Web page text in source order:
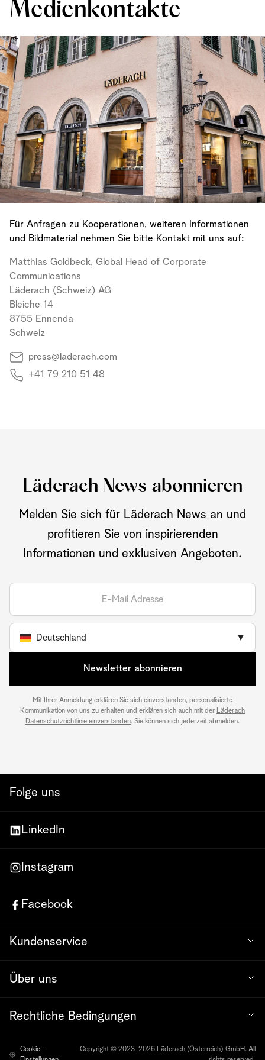
Medienkontakte
Für Anfragen zu Kooperationen, weiteren Informationen
und Bildmaterial nehmen Sie bitte Kontakt mit uns auf:
Matthias Goldbeck, Global Head of Corporate
Communications
Läderach (Schweiz) AG
Bleiche 14
8755 Ennenda
Schweiz
press@laderach.com
+41 79 210 51 48
Läderach News abonnieren
Melden Sie sich für Läderach News an und
profitieren Sie von inspirierenden
Informationen und exklusiven Angeboten.
Deutschland ▼
Newsletter abonnieren
Mit Ihrer Anmeldung erklären Sie sich einverstanden, personalisierte
Kommunikation von uns zu erhalten und erklären sich auch mit der Läderach
Datenschutzrichtlinie einverstanden. Sie können sich jederzeit abmelden.
Folge uns
LinkedIn
Instagram
Facebook
Kundenservice
Über uns
Rechtliche Bedingungen
Cookie-
Copyright © 2023-2026 Läderach (Österreich) GmbH. All